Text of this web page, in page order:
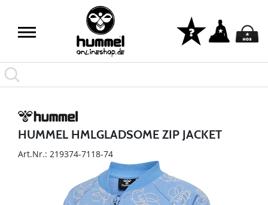
HUMMEL HMLGLADSOME ZIP JACKET
Art.Nr.: 219374-7118-74